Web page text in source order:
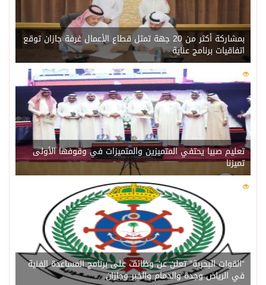
بمشاركة أكثر من 20 جهة تمثل قطاع الأعمال غرفة جازان توقع
اتفاقيات برنامج عناية
220
تعليم صبيا يحتفي المتميزين والمتميزات في وقوفها الأولى
تميزنا
216
“القوات البحرية” تعلن عن وظائف على برنامج المساعدة الفنية
في الرياض وجدة والدمام والخبر وجازان